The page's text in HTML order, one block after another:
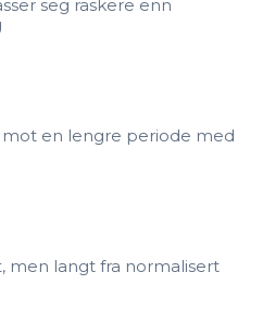
seg raskere enn
en lengre periode med
men langt fra normalisert